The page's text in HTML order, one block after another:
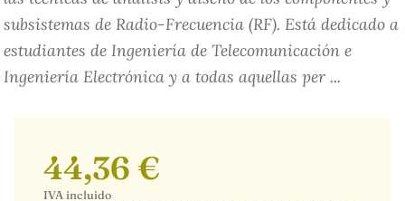
subsistemas de Radio-Frecuencia (RF). Está dedicado a
estudiantes de Ingeniería de Telecomunicación e
Ingeniería Electrónica y a todas aquellas per ...
44,36 €
IVA incluido